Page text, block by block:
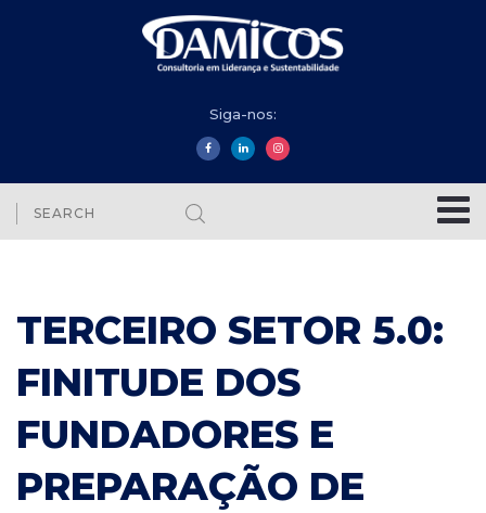
Siga-nos:
TERCEIRO SETOR 5.0:
FINITUDE DOS
FUNDADORES E
PREPARAÇÃO DE